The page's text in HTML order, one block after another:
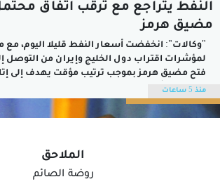
النفط يتراجع مع ترقب اتفاق
مضيق هرمز
"وكالات": انخفضت أسعار النفط قليلا اليوم، مع
لمؤشرات اقتراب دول الخليج وإيران ​من التوصل
فتح مضيق ​هرمز بموجب ترتيب مؤقت يهدف إلى
لمحادثات أوسع لإنهاء حرب إيران، وبلغ سعر
أمس تسليم شهر أكتوبر القادم 79 دولارًا أمريكيًّا و78 سنتًا. وشهد...
منذ 5 ساعات
الملاحق
روضة الصائم